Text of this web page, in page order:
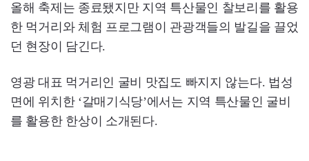
올해 축제는 종료됐지만 지역 특산물인 찰보리를 활용
한 먹거리와 체험 프로그램이 관광객들의 발길을 끌었
던 현장이 담긴다.
영광 대표 먹거리인 굴비 맛집도 빠지지 않는다. 법성
면에 위치한 ‘갈매기식당’에서는 지역 특산물인 굴비
를 활용한 한상이 소개된다.